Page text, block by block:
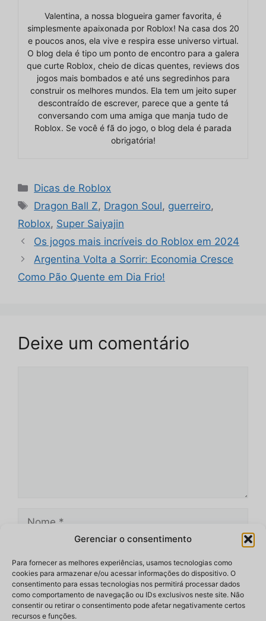
Gerenciar o consentimento
Para fornecer as melhores experiências, usamos tecnologias como
cookies para armazenar e/ou acessar informações do dispositivo. O
consentimento para essas tecnologias nos permitirá processar dados
como comportamento de navegação ou IDs exclusivos neste site. Não
consentir ou retirar o consentimento pode afetar negativamente certos
recursos e funções.
Valentina, a nossa blogueira gamer favorita, é
simplesmente apaixonada por Roblox! Na casa dos 20
e poucos anos, ela vive e respira esse universo virtual.
O blog dela é tipo um ponto de encontro para a galera
que curte Roblox, cheio de dicas quentes, reviews dos
jogos mais bombados e até uns segredinhos para
construir os melhores mundos. Ela tem um jeito super
descontraído de escrever, parece que a gente tá
conversando com uma amiga que manja tudo de
Roblox. Se você é fã do jogo, o blog dela é parada
obrigatória!
Categorias
Dicas de Roblox
Tags
Dragon Ball Z, Dragon Soul, guerreiro,
Roblox, Super Saiyajin
Os jogos mais incríveis do Roblox em 2024
Argentina Volta a Sorrir: Economia Cresce
Como Pão Quente em Dia Frio!
Deixe um comentário
Nome
mail
Site